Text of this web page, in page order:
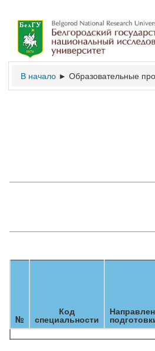
В начало ► Образовательные
№
Код
специальности